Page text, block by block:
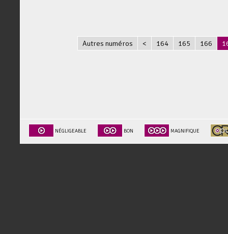
Autres numéros < 164 165 166
NÉGLIGEABLE BON MAGNIFIQUE